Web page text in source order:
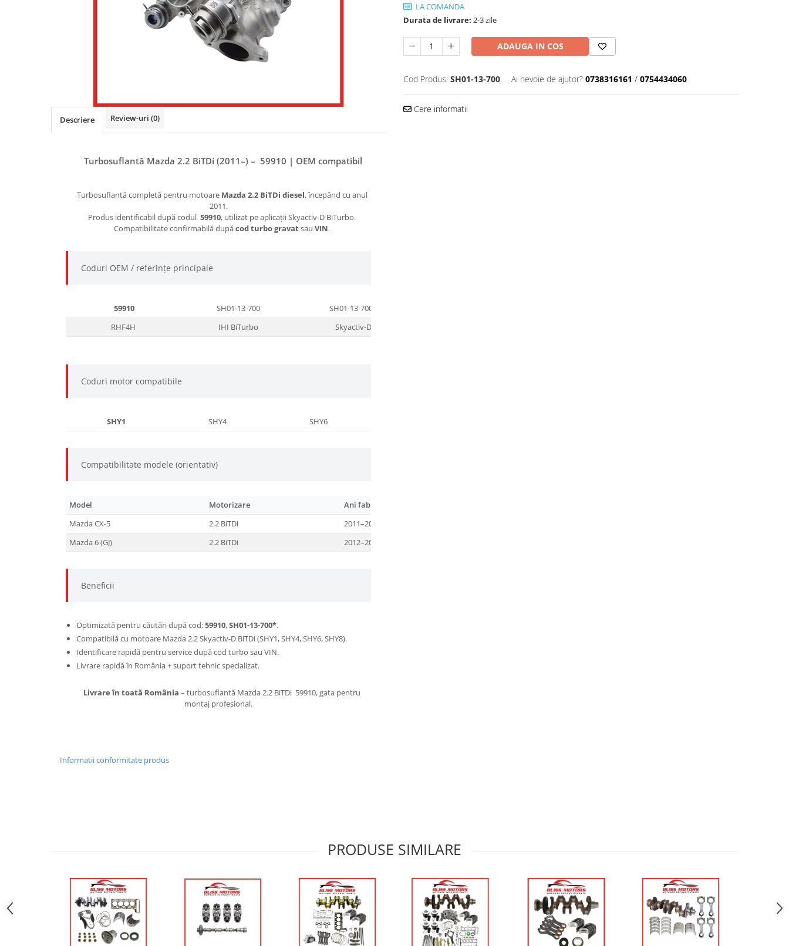
LA COMANDA
Durata de livrare: 2-3 zile
ADAUGA IN COS
Cod Produs: SH01-13-700 Ai nevoie de ajutor? 0738316161 / 0754434060
Cere informatii
Descriere Review-uri (0)
Turbosuflantă Mazda 2.2 BiTDi (2011–) – 59910 | OEM compatibil
Turbosuflantă completă pentru motoare Mazda 2.2 BiTDi diesel, începând cu anul
2011.
Produs identificabil după codul 59910, utilizat pe aplicații Skyactiv-D BiTurbo.
Compatibilitate confirmabilă dupăcod turbo gravatsau VIN.
Coduri OEM / referințe principale
59910 SH01-13-700 SH01-13-700A
RHF4H
IHI BiTurbo Skyactiv-D
Coduri motor compatibile
SHY1 SHY4 SHY6
Compatibilitate modele (orientativ)
Model Motorizare Ani fabricație
Mazda CX-5
2.2 BiTDi 2011–2017
Mazda 6 (GJ)
2.2 BiTDi 2012–2018
Beneficii
Optimizată pentru căutări după cod:59910,SH01-13-700*.
Compatibilă cu motoare Mazda 2.2 Skyactiv-D BiTDi (SHY1, SHY4, SHY6, SHY8).
Identificare rapidă pentru service după cod turbo sau VIN.
Livrare rapidă în România + suport tehnic specializat.
Livrare în toată România – turbosuflantă Mazda 2.2 BiTDi 59910, gata pentru
montaj profesional.
Informatii conformitate produs
PRODUSE SIMILARE